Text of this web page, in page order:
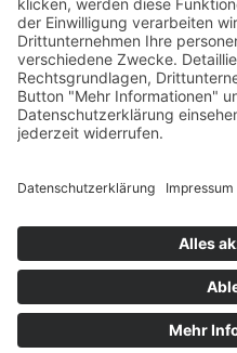
Kauf!
Qualität
Cookie-